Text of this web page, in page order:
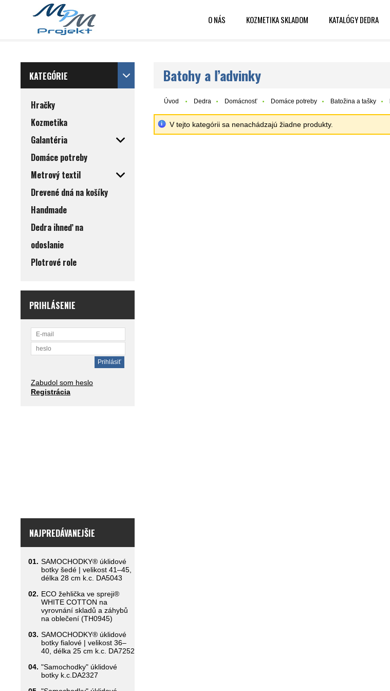
O NÁS KOZMETIKA SKLADOM KATALÓGY DEDRA
KATEGÓRIE
Hračky
Kozmetika
Galantéria
Domáce potreby
Metrový textil
Drevené dná na košíky
Handmade
Dedra ihneď na
odoslanie
Plotrové role
PRIHLÁSENIE
Zabudol som heslo
Registrácia
NAJPREDÁVANEJŠIE
01. SAMOCHODKY® úklidové
botky šedé | velikost 41–45,
délka 28 cm k.c. DA5043
02. ECO žehlička ve spreji®
WHITE COTTON na
vyrovnání skladů a záhybů
na oblečení (TH0945)
03. SAMOCHODKY® úklidové
botky fialové | velikost 36–
40, délka 25 cm k.c. DA7252
04. "Samochodky" úklidové
botky k.c.DA2327
Batohy a ľadvinky
Úvod Dedra Domácnosť Domáce potreby Batožina a tašky
V tejto kategórii sa nenachádzajú žiadne produkty.